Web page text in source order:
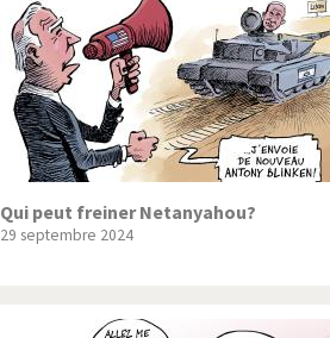
Qui peut freiner Netanyahou?
29 septembre 2024